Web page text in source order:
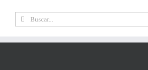
Buscar: